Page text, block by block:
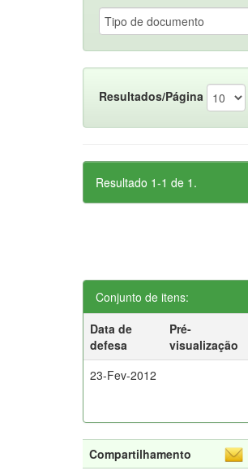
Resultados/Página
Resultado 1-1 de 1.
Conjunto de itens:
Data de
defesa
Pré-
visualização
23-Fev-2012
Compartilhamento